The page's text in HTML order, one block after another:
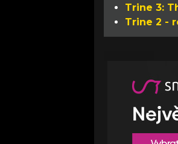
Trine 3:
Trine 2 -